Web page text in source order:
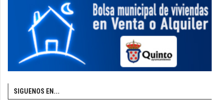
SIGUENOS EN...